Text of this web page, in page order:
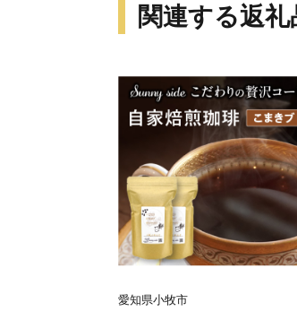
関連する返
愛知県小牧市